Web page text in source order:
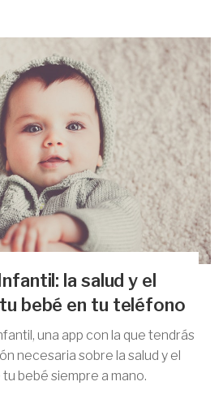
la salud y el
bebé en tu teléfono
una app con la que tendrás
necesaria sobre la salud y el
bebé siempre a mano.